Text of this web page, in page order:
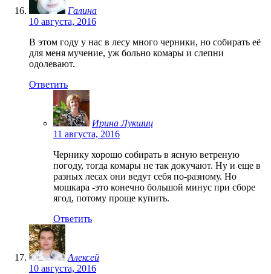
Галина
10 августа, 2016
В этом году у нас в лесу много черники, но собирать её
для меня мучение, уж больно комары и слепни
одолевают.
Ответить
Ирина Лукшиц
11 августа, 2016
Чернику хорошо собирать в ясную ветреную
погоду, тогда комары не так докучают. Ну и еще в
разных лесах они ведут себя по-разному. Но
мошкара -это конечно большой минус при сборе
ягод, потому проще купить.
Ответить
Алексей
10 августа, 2016